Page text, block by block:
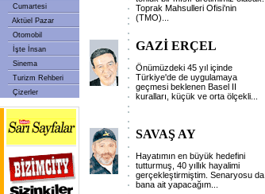
Cumartesi
Aktüel Pazar
Otomobil
İşte İnsan
Sinema
Turizm Rehberi
Çizerler
Toprak Mahsulleri Ofisi'nin
(TMO)...
GAZİ ERÇEL
Önümüzdeki 45 yıl içinde
Türkiye'de de uygulamaya
geçmesi beklenen Basel II
kuralları, küçük ve orta ölçekli...
SAVAŞ AY
Hayatımın en büyük hedefini
tutturmuş, 40 yıllık hayalimi
gerçekleştirmiştim. Senaryosu da
bana ait yapacağım...